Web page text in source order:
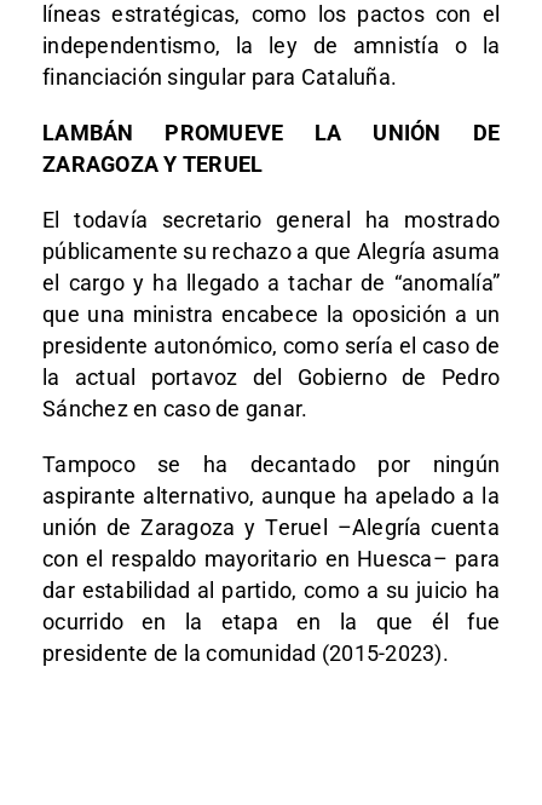
líneas estratégicas, como los pactos con el
independentismo, la ley de amnistía o la
financiación singular para Cataluña.
LAMBÁN PROMUEVE LA UNIÓN DE
ZARAGOZA Y TERUEL
El todavía secretario general ha mostrado
públicamente su rechazo a que Alegría asuma
el cargo y ha llegado a tachar de “anomalía”
que una ministra encabece la oposición a un
presidente autonómico, como sería el caso de
la actual portavoz del Gobierno de Pedro
Sánchez en caso de ganar.
Tampoco se ha decantado por ningún
aspirante alternativo, aunque ha apelado a la
unión de Zaragoza y Teruel –Alegría cuenta
con el respaldo mayoritario en Huesca– para
dar estabilidad al partido, como a su juicio ha
ocurrido en la etapa en la que él fue
presidente de la comunidad (2015-2023).